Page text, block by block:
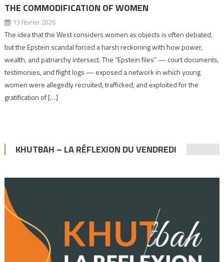
THE COMMODIFICATION OF WOMEN
13 février 2026
The idea that the West considers women as objects is often debated,
but the Epstein scandal forced a harsh reckoning with how power,
wealth, and patriarchy intersect. The “Epstein files” — court documents,
testimonies, and flight logs — exposed a network in which young
women were allegedly recruited, trafficked, and exploited for the
gratification of […]
KHUTBAH – LA RÉFLEXION DU VENDREDI